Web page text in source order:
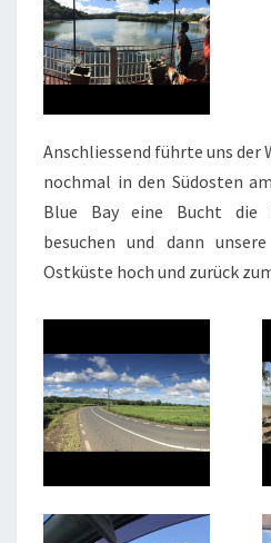
Anschliessend führte uns der
nochmal in den Südosten
Blue Bay eine Bucht die
besuchen und dann
Ostküste hoch und zurück